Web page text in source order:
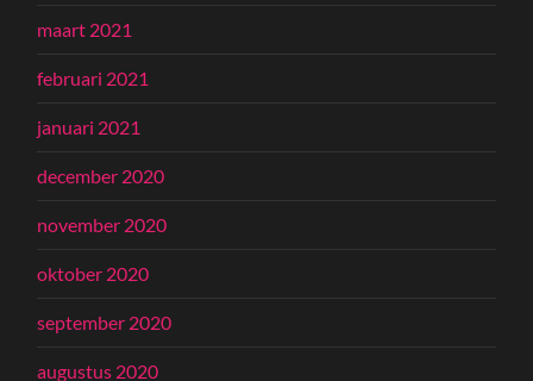
maart 2021
februari 2021
januari 2021
december 2020
november 2020
oktober 2020
september 2020
augustus 2020